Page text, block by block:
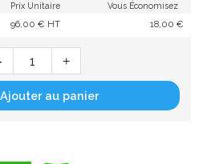
Prix Unitaire Vous Économisez
96,00 € HT 18,00 €
Ajouter au panier